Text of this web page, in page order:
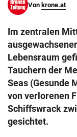
Von krone.at
Im zentralen
Lebensraum
Tauchern der
Seas (Gesunde
von verlorenen
Schiffswrack
gesichtet.